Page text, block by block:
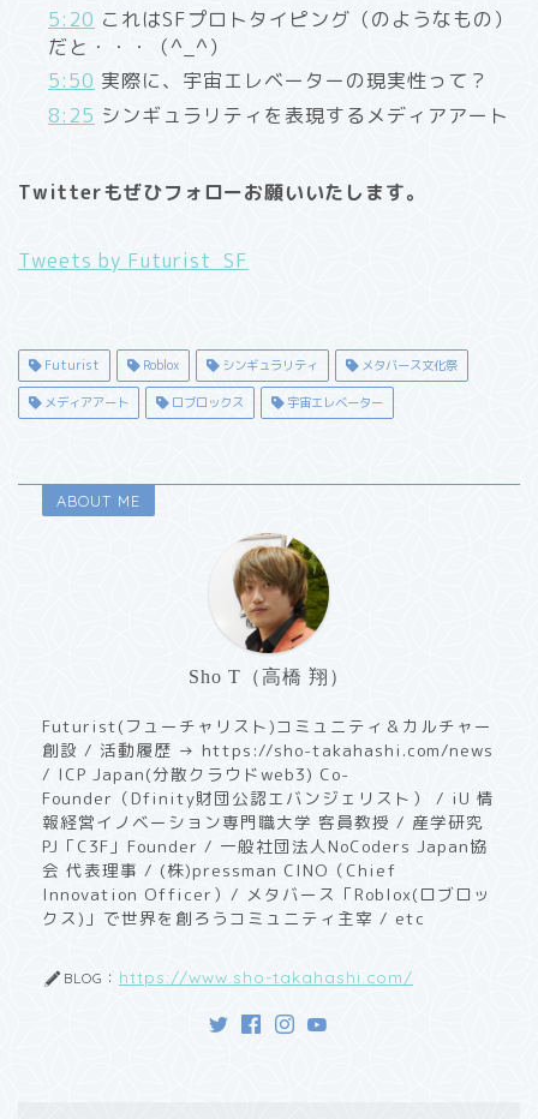
5:20 これはSFプロトタイピング（のようなもの）
だと・・・（^_^）
5:50 実際に、宇宙エレベーターの現実性って？
8:25 シンギュラリティを表現するメディアアート
Twitterもぜひフォローお願いいたします。
Tweets by Futurist_SF
Futurist Roblox シンギュラリティ メタバース文化祭
メディアアート ロブロックス 宇宙エレベーター
ABOUT ME
Sho T（高橋 翔）
Futurist(フューチャリスト)コミュニティ＆カルチャー
創設 / 活動履歴 → https://sho-takahashi.com/news
/ ICP Japan(分散クラウドweb3) Co-
Founder（Dfinity財団公認エバンジェリスト） / iU 情
報経営イノベーション専門職大学 客員教授 / ​産学研究
PJ「C3F」Founder / 一般社団法人NoCoders Japan協
会 代表理事 / (株)pressman CINO（Chief
Innovation Officer）/ メタバース「Roblox(ロブロッ
クス)」で世界を創ろうコミュニティ主宰 / etc
BLOG： https://www.sho-takahashi.com/